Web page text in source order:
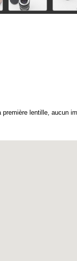
lentille, aucun